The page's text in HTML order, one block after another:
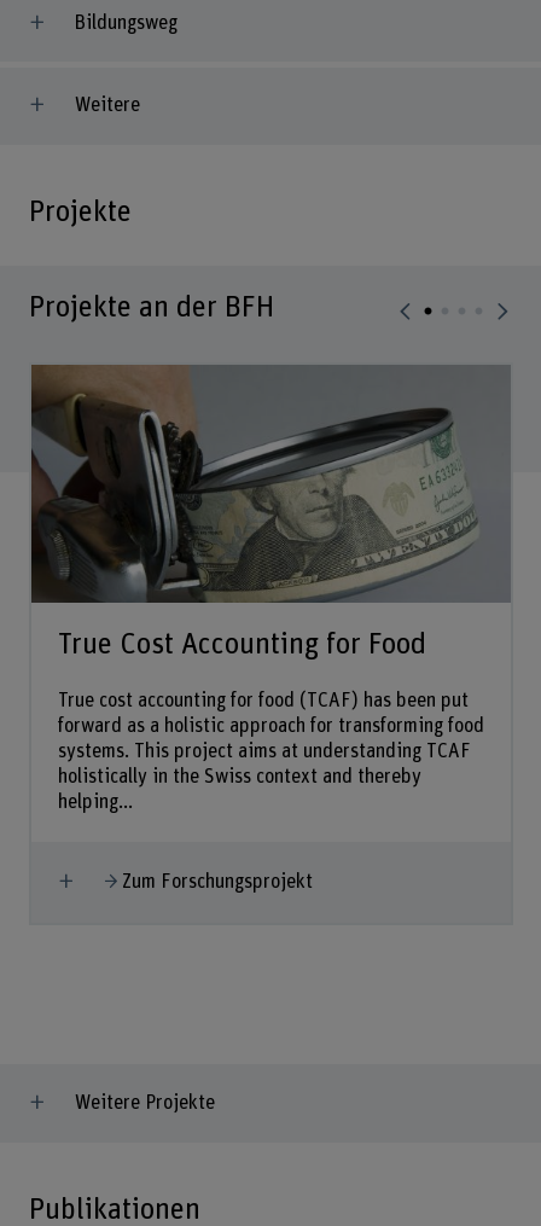
Bildungsweg
Weitere
Projekte
Projekte an der BFH
True Cost Accounting for Food
True cost accounting for food (TCAF) has been put
forward as a holistic approach for transforming food
systems. This project aims at understanding TCAF
holistically in the Swiss context and thereby
helping...
Mehr anzeigen
Zum Forschungsprojekt
Weitere Projekte
Publikationen